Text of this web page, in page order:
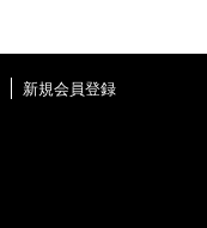
新規会員登録